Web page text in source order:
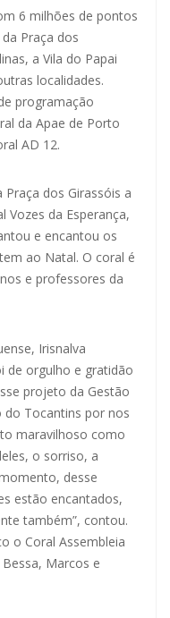
6 milhões de pontos
Praça dos
a Vila do Papai
localidades.
programação
da Apae de Porto
AD 12.
dos Girassóis a
Vozes da Esperança,
e encantou os
ao Natal. O coral é
e professores da
Irisnalva
de orgulho e gratidão
projeto da Gestão
do Tocantins por nos
maravilhoso como
o sorriso, a
desse
estão encantados,
também”, contou.
o Coral Assembleia
Marcos e